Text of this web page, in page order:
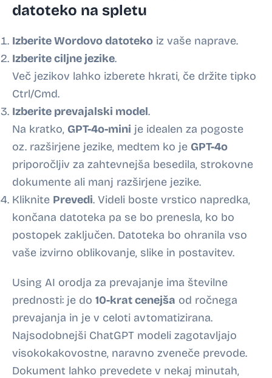
datoteko na spletu
Izberite Wordovo datoteko iz vaše naprave.
Izberite ciljne jezike.
Več jezikov lahko izberete hkrati, če držite tipko
Ctrl/Cmd.
Izberite prevajalski model.
Na kratko, GPT-4o-mini je idealen za pogoste
oz. razširjene jezike, medtem ko je GPT-4o
priporočljiv za zahtevnejša besedila, strokovne
dokumente ali manj razširjene jezike.
Kliknite Prevedi. Videli boste vrstico napredka,
končana datoteka pa se bo prenesla, ko bo
postopek zaključen. Datoteka bo ohranila vso
vaše izvirno oblikovanje, slike in postavitev.
Using AI orodja za prevajanje ima številne
prednosti: je do 10-krat cenejša od ročnega
prevajanja in je v celoti avtomatizirana.
Najsodobnejši ChatGPT modeli zagotavljajo
visokokakovostne, naravno zveneče prevode.
Dokument lahko prevedete v nekaj minutah,